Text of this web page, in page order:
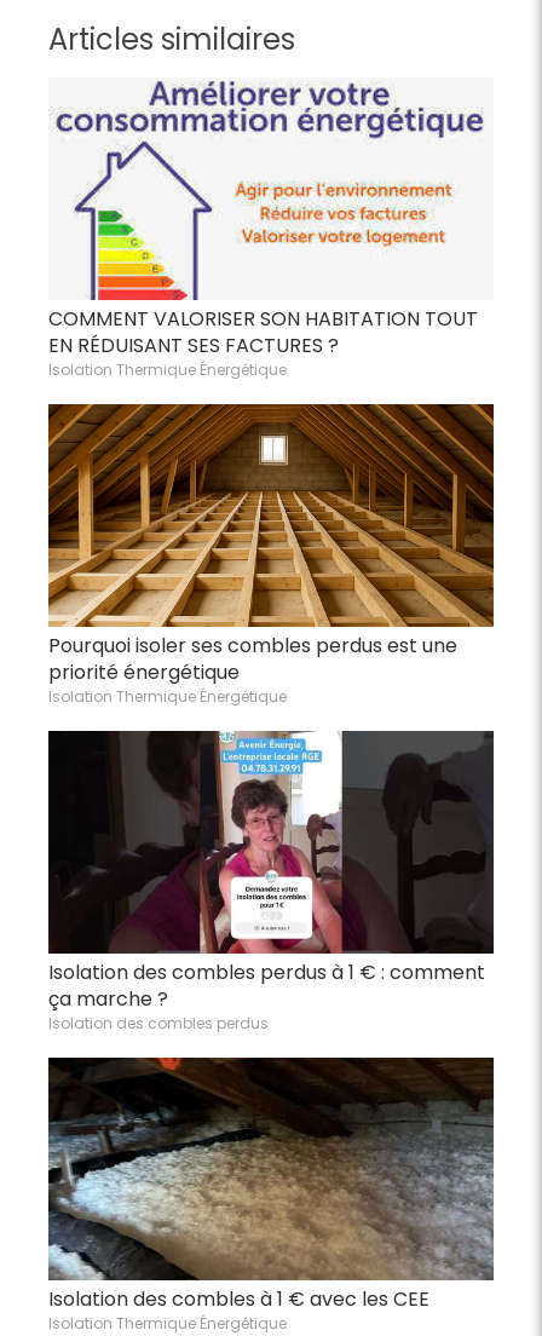
Articles similaires
COMMENT VALORISER SON HABITATION TOUT
EN RÉDUISANT SES FACTURES ?
Isolation Thermique Énergétique
Pourquoi isoler ses combles perdus est une
priorité énergétique
Isolation Thermique Énergétique
Isolation des combles perdus à 1 € : comment
ça marche ?
Isolation des combles perdus
Isolation des combles à 1 € avec les CEE
Isolation Thermique Énergétique